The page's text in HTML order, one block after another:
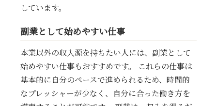
しています。
副業として始めやすい仕事
本業以外の収入源を持ちたい人には、副業として
始めやすい仕事もおすすめです。 これらの仕事は
基本的に自分のペースで進められるため、時間的
なプレッシャーが少なく、自分に合った働き方を